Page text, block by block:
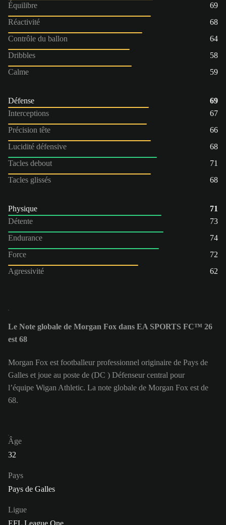
Équilibre
69
Réactivité
68
Contrôle du ballon
64
Dribbles
58
Calme
59
Défense
69
Interceptions
67
Précision tête
66
Lucidité défensive
68
Tacles debout
71
Tacles glissés
68
Physique
71
Détente
73
Endurance
74
Force
72
Agressivité
62
Le Note globale de Morgan Fox dans EA SPORTS FC™ 26
est 68
Morgan Fox est footballeur professionnel originaire de Pays de
Galles et joue au poste de (DC ) Défenseur central pour
l’équipe Wigan Athletic. La note globale de Morgan Fox est de
68.
Âge
32
Pays
Pays de Galles
Ligue